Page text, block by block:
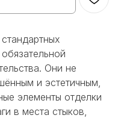
Они не
и эстетичным,
элементы отделки
в места стыков,